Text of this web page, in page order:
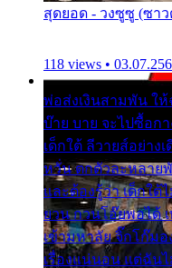
สุดยอด - วงซูซู (ซา
118 views •
พ่อส่งเงินสามพัน ใ
บ๊าย บาย จะไปซื้อกา
เด็กใต้ ลีวายส์อย่าง
หวั่น ตกตัวละหลาย
และต้องรู้ว่า เด็กใต้
ยวน กวนโอ๊ยพอได้
เข้ามหาลัย จิ๊กโก๊ม
เรื่องแน่นอน แต่ฉัน